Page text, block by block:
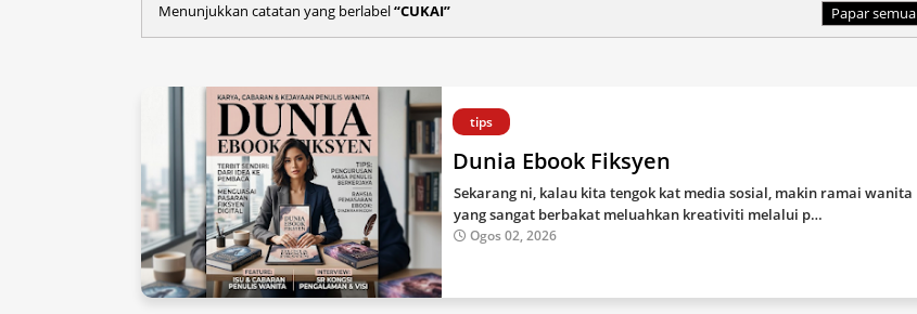
Menunjukkan catatan yang berlabel CUKAI Papar semua
tips
Dunia Ebook Fiksyen
Sekarang ni, kalau kita tengok kat media sosial, makin ramai wanita
yang sangat berbakat meluahkan kreativiti melalui p…
Ogos 02, 2026